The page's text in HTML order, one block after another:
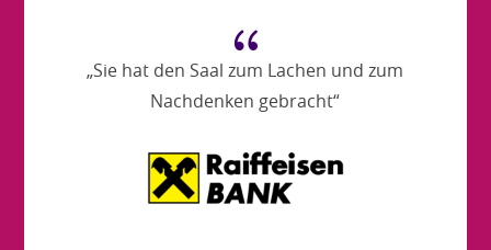
{
„Sie hat den Saal zum Lachen und zum
Nachdenken gebracht“